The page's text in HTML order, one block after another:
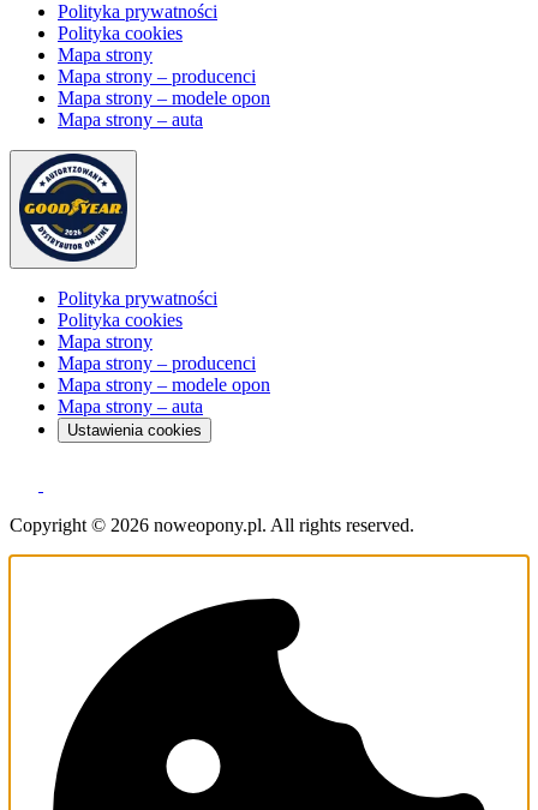
Polityka prywatności
Polityka cookies
Mapa strony
Mapa strony – producenci
Mapa strony – modele opon
Mapa strony – auta
Polityka prywatności
Polityka cookies
Mapa strony
Mapa strony – producenci
Mapa strony – modele opon
Mapa strony – auta
Ustawienia cookies
Copyright © 2026 noweopony.pl. All rights reserved.